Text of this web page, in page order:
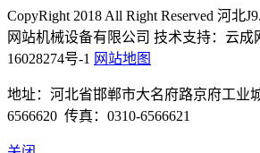
CopyRight 2018 All Right Reserved 河北
网站机械设备有限公司 技术支持：云成
16028274号-1 网站地图
地址：河北省邯郸市大名府路京府工业
6566620 传真：0310-6566621